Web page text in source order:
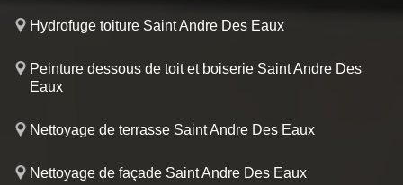
Hydrofuge toiture Saint Andre Des Eaux
Peinture dessous de toit et boiserie Saint Andre Des
Eaux
Nettoyage de terrasse Saint Andre Des Eaux
Nettoyage de façade Saint Andre Des Eaux